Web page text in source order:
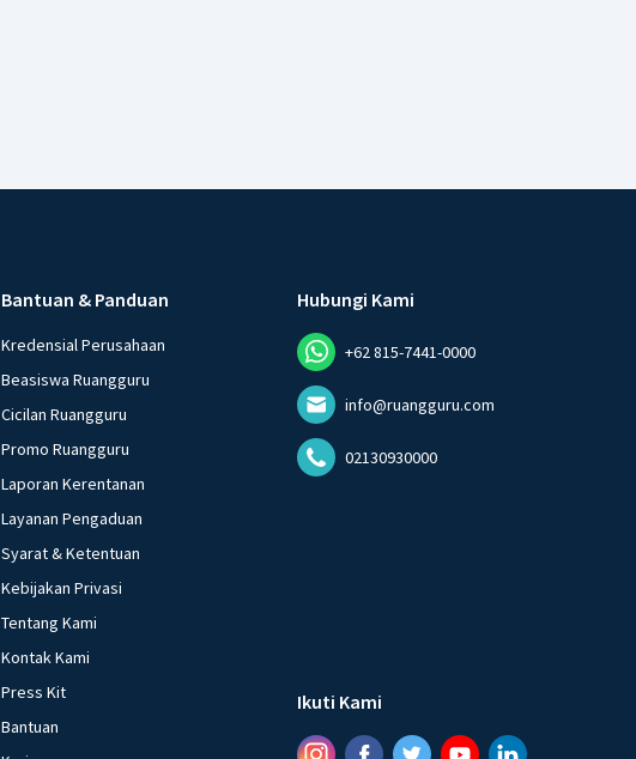
Bantuan & Panduan
Kredensial Perusahaan
Beasiswa Ruangguru
Cicilan Ruangguru
Promo Ruangguru
Laporan Kerentanan
Layanan Pengaduan
Syarat & Ketentuan
Kebijakan Privasi
Tentang Kami
Kontak Kami
Press Kit
Bantuan
Hubungi Kami
+62 815-7441-0000
info@ruangguru.com
02130930000
Ikuti Kami